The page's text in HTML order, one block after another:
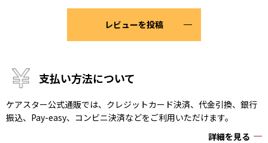
レビューを投稿
支払い方法について
ケアスター公式通販では、クレジットカード決済、代金引換、銀行
振込、Pay-easy、コンビニ決済などをご利用いただけます。
詳細を見る